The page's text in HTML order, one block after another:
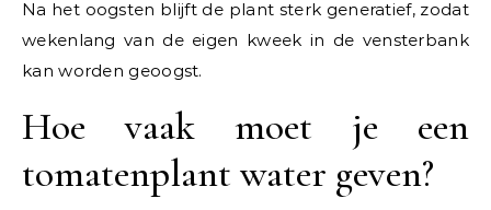
Na het oogsten blijft de plant sterk generatief, zodat
wekenlang van de eigen kweek in de vensterbank
kan worden geoogst.
Hoe vaak moet je een
tomatenplant water geven?